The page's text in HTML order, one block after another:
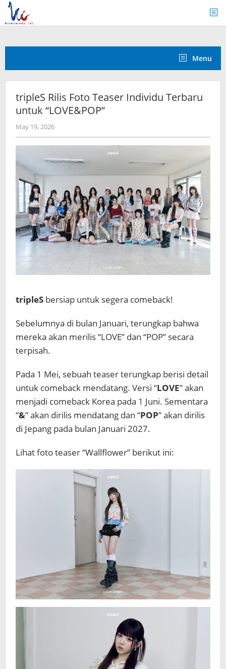
Skip
content
Menu
tripleS Rilis Foto Teaser Individu Terbaru
untuk “LOVE&POP”
May 19, 2026by
anisrina
tripleS bersiap untuk segera comeback!
Sebelumnya di bulan Januari, terungkap bahwa
mereka akan merilis “LOVE” dan “POP” secara
terpisah.
Pada 1 Mei, sebuah teaser terungkap berisi detail
untuk comeback mendatang. Versi “LOVE” akan
menjadi comeback Korea pada 1 Juni. Sementara
“&” akan dirilis mendatang dan “POP” akan dirilis
di Jepang pada bulan Januari 2027.
Lihat foto teaser “Wallflower” berikut ini: